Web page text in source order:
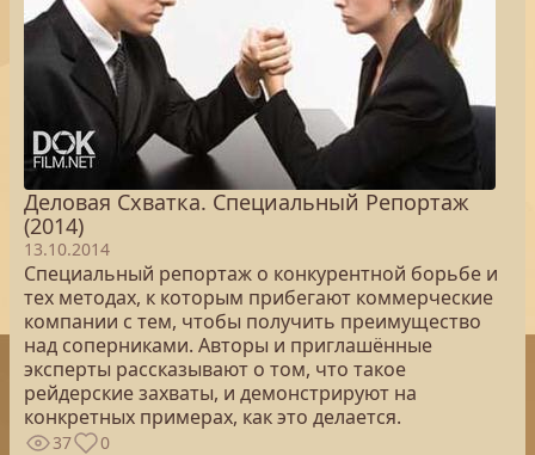
Деловая Схватка. Специальный Репортаж
(2014)
13.10.2014
Специальный репортаж о конкурентной борьбе и
тех методах, к которым прибегают коммерческие
компании с тем, чтобы получить преимущество
над соперниками. Авторы и приглашённые
эксперты рассказывают о том, что такое
рейдерские захваты, и демонстрируют на
конкретных примерах, как это делается.
37 0